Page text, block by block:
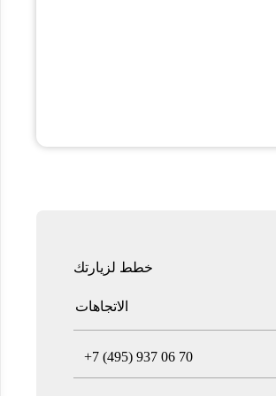
خطط لزيارتك
الاتجاهات
+7 (495) 937 06 70